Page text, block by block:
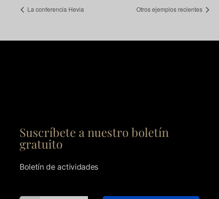
La conferencia Hevia Otros ejemplos recientes
Suscríbete a nuestro boletín
gratuito
Boletín de actividades